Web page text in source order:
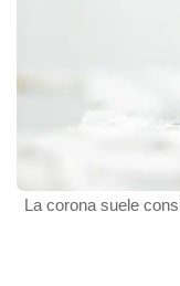
La corona suele